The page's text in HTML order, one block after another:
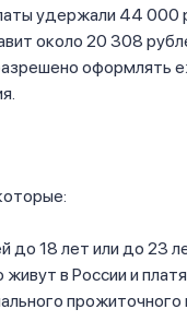
удержали 44 000
около 20 308
оформлять
18 лет или до 23
в России и
прожиточного